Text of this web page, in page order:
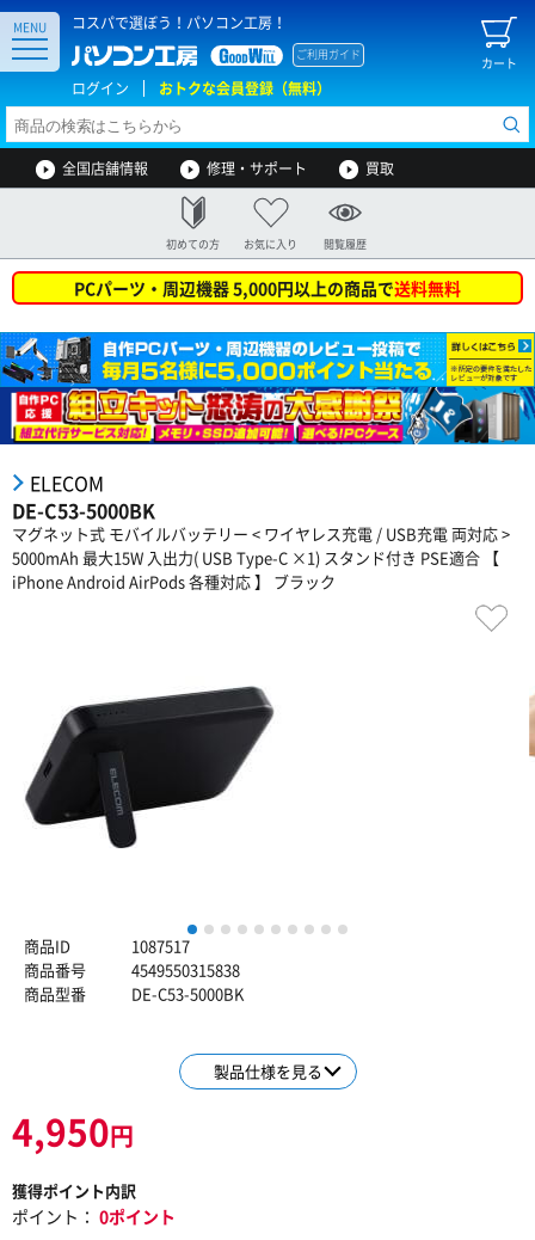
コスパで選ぼう！パソコン工房！
カート
ご利用ガイド
ログイン おトクな会員登録（無料）
MENU
全国店舗情報 修理・サポート 買取
初めての方 お気に入り 閲覧履歴
PCパーツ・周辺機器 5,000円以上の商品で送料無料
ELECOM
DE-C53-5000BK
マグネット式 モバイルバッテリー < ワイヤレス充電 / USB充電 両対応 >
5000mAh 最大15W 入出力( USB Type-C ×1) スタンド付き PSE適合 【
iPhone Android AirPods 各種対応 】 ブラック
1 2 3 4 5 6 7 8 9
商品ID
1087517
商品番号
4549550315838
商品型番
DE-C53-5000BK
製品仕様を見る
4,950円
獲得ポイント内訳
ポイント： 0ポイント